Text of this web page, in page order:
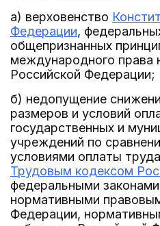
а) верховенство
Федерации,
общепризнанных
международного права
Российской Федерации;
б) недопущение
размеров и условий
государственных и
учреждений по
условиями оплаты
Трудовым кодексом
федеральными
нормативными
Федерации,